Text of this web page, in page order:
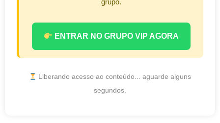
grupo.
ENTRAR NO GRUPO VIP AGORA
Liberando acesso ao conteúdo... aguarde alguns
segundos.